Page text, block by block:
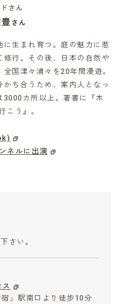
さん
さん
生まれ育つ。庭の魅力に惹
行。その後、日本の自然や
国津々浦々を20年間漫遊。
ち合うため、案内人となっ
カ所以上。著書に『木
こう』。
ネルに出演
さい。
ス
」駅南口より徒歩10分